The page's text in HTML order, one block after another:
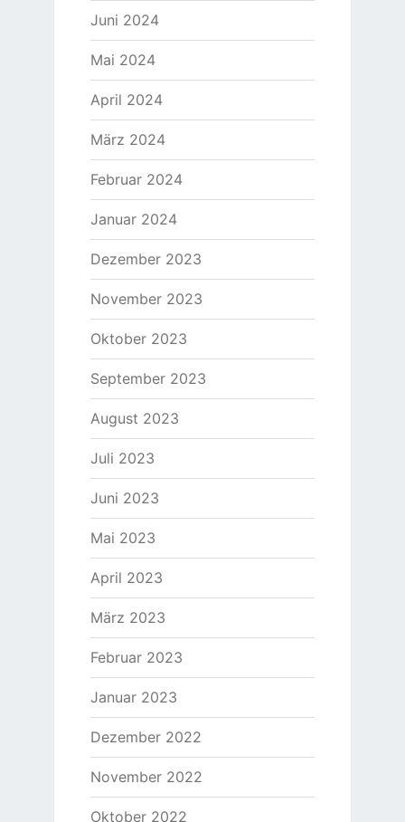
Juni 2024
Mai 2024
April 2024
März 2024
Februar 2024
Januar 2024
Dezember 2023
November 2023
Oktober 2023
September 2023
August 2023
Juli 2023
Juni 2023
Mai 2023
April 2023
März 2023
Februar 2023
Januar 2023
Dezember 2022
November 2022
Oktober 2022